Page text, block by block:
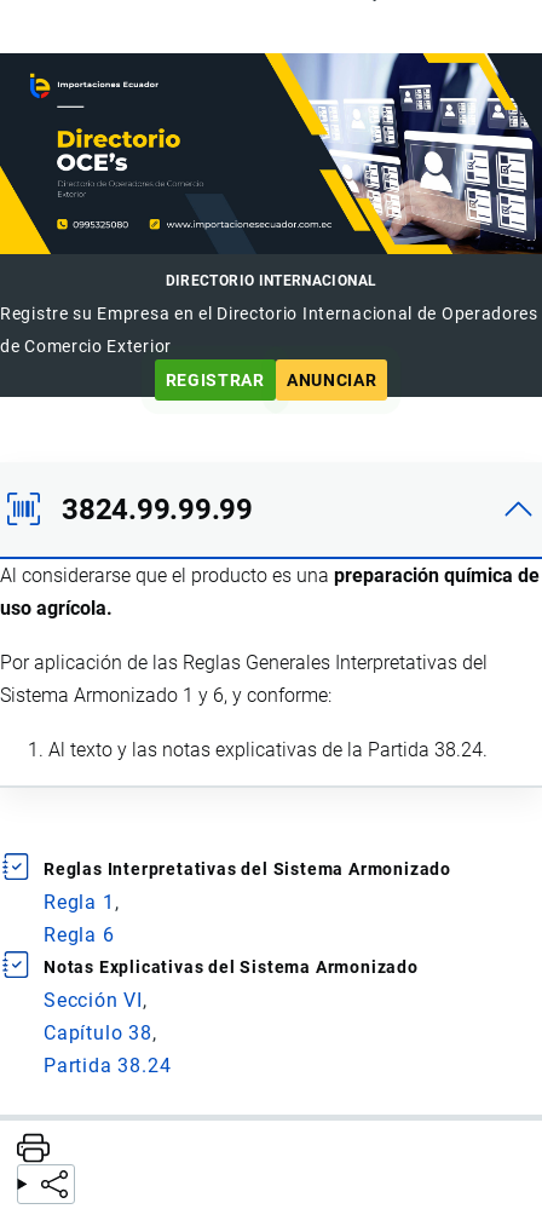
DIRECTORIO INTERNACIONAL
Registre su Empresa en el Directorio Internacional de Operadores
de Comercio Exterior
REGISTRAR
ANUNCIAR
3824.99.99.99
Al considerarse que el producto es una preparación química de
uso agrícola.
Por aplicación de las Reglas Generales Interpretativas del
Sistema Armonizado 1 y 6, y conforme:
Al texto y las notas explicativas de la Partida 38.24.
Reglas Interpretativas del Sistema Armonizado
Regla 1
Regla 6
Notas Explicativas del Sistema Armonizado
Sección VI
Capítulo 38
Partida 38.24